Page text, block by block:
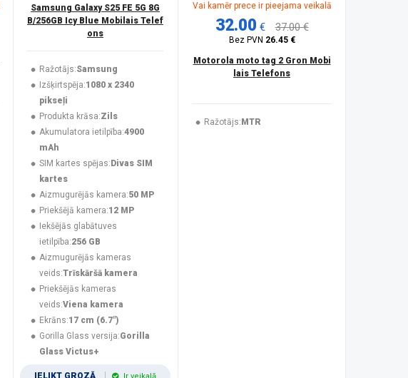
Samsung Galaxy S25 FE 5G 8G
B/256GB Icy Blue Mobilais Telef
ons
Ražotājs:Samsung
Izšķirtspēja:1080 x 2340
pikseļi
Produkta krāsa:Zils
Akumulatora ietilpība:4900
mAh
SIM kartes spējas: Divas SIM
kartes
Aizmugurējās kamera:50 MP
Priekšējā kamera:12 MP
Iekšējās glabātuves
ietilpība:256 GB
Aizmugurējās kameras
veids:Trīskāršā kamera
Priekšējās kameras
veids:Viena kamera
Ekrāns:17 cm (6.7")
Gorilla Glass versija:Gorilla
Glass Victus+
IELIKT GROZĀ
Vai kamēr prece ir pieejama veikalā
32.00 € 37.00 €
Bez PVN 26.45 €
Motorola moto tag 2 Gron Mobi
lais Telefons
Ražotājs: MTR